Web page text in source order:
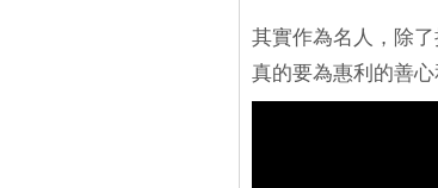
其實作為名人，除
真的要為惠利的善心